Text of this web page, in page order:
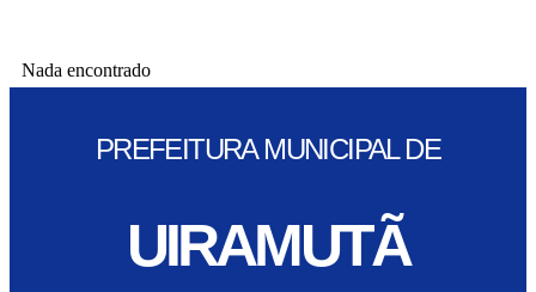
Nada encontrado
PREFEITURA MUNICIPAL DE
UIRAMUTÃ